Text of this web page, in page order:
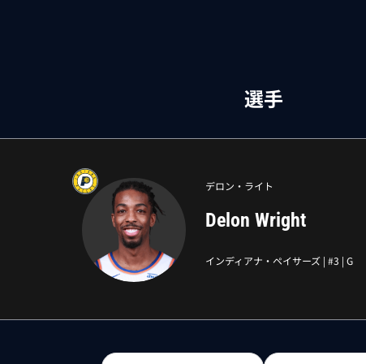
選手
デロン・ライト
Delon Wright
インディアナ・ペイサーズ | #3 | G